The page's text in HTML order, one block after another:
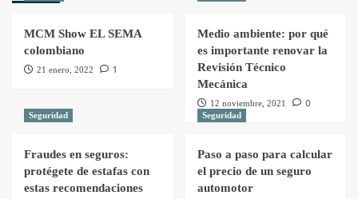
MCM Show EL SEMA
colombiano
21 enero, 2022 1
Medio ambiente: por qué
es importante renovar la
Revisión Técnico
Mecánica
12 noviembre, 2021 0
Seguridad
Fraudes en seguros:
protégete de estafas con
estas recomendaciones
Seguridad
Paso a paso para calcular
el precio de un seguro
automotor